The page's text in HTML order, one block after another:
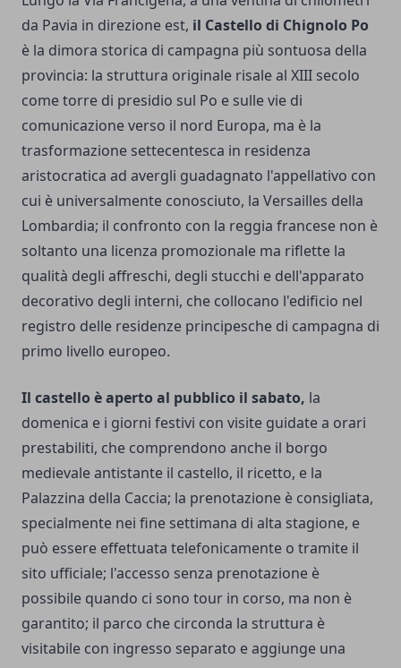
da Pavia in direzione est, il Castello di Chignolo Po
è la dimora storica di campagna più sontuosa della
provincia: la struttura originale risale al XIII secolo
come torre di presidio sul Po e sulle vie di
comunicazione verso il nord Europa, ma è la
trasformazione settecentesca in residenza
aristocratica ad avergli guadagnato l'appellativo con
cui è universalmente conosciuto, la Versailles della
Lombardia; il confronto con la reggia francese non è
soltanto una licenza promozionale ma riflette la
qualità degli affreschi, degli stucchi e dell'apparato
decorativo degli interni, che collocano l'edificio nel
registro delle residenze principesche di campagna di
primo livello europeo.
Il castello è aperto al pubblico il sabato, la
domenica e i giorni festivi con visite guidate a orari
prestabiliti, che comprendono anche il borgo
medievale antistante il castello, il ricetto, e la
Palazzina della Caccia; la prenotazione è consigliata,
specialmente nei fine settimana di alta stagione, e
può essere effettuata telefonicamente o tramite il
sito ufficiale; l'accesso senza prenotazione è
possibile quando ci sono tour in corso, ma non è
garantito; il parco che circonda la struttura è
visitabile con ingresso separato e aggiunge una